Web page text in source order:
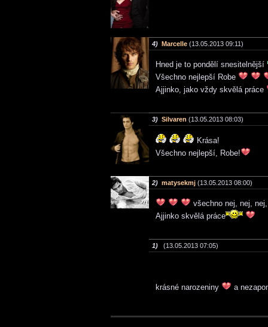
4) Marcelle (13.05.2013 09:11)
Hned je to pondělí snesitelnější
Všechno nejlepší Robe
Ajjinko, jako vždy skvělá práce
3) Silvaren (13.05.2013 08:03)
Krása!
Všechno nejlepší, Robe!
2) matysekmj (13.05.2013 08:00)
všechno nej, nej,
Ajjinko skvělá práce
1) (13.05.2013 07:05)
krásné narozeniny a